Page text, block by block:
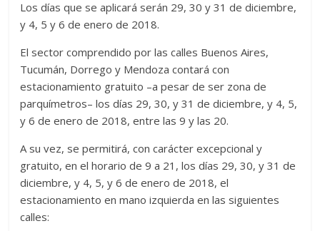
Los días que se aplicará serán 29, 30 y 31 de diciembre,
y 4, 5 y 6 de enero de 2018.
El sector comprendido por las calles Buenos Aires,
Tucumán, Dorrego y Mendoza contará con
estacionamiento gratuito –a pesar de ser zona de
parquímetros– los días 29, 30, y 31 de diciembre, y 4, 5,
y 6 de enero de 2018, entre las 9 y las 20.
A su vez, se permitirá, con carácter excepcional y
gratuito, en el horario de 9 a 21, los días 29, 30, y 31 de
diciembre, y 4, 5, y 6 de enero de 2018, el
estacionamiento en mano izquierda en las siguientes
calles: